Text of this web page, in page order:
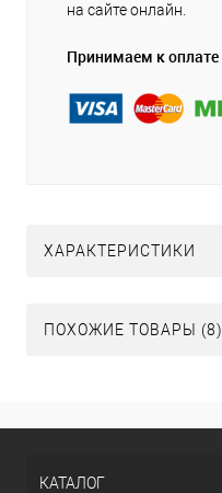
на сайте онлайн.
Принимаем к оплате
ХАРАКТЕРИСТИКИ
ПОХОЖИЕ ТОВАРЫ (8)
КАТАЛОГ